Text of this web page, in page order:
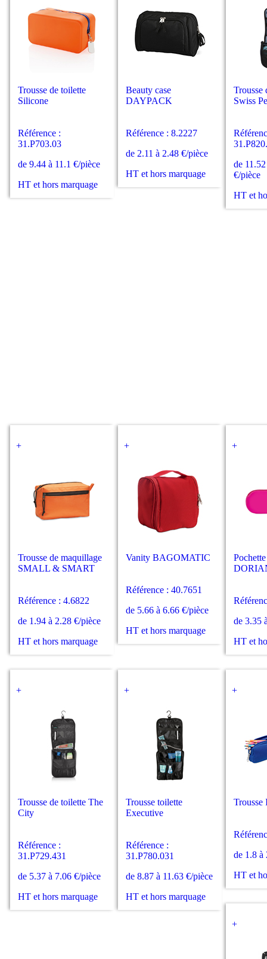
Trousse de toilette
Silicone
Référence :
31.P703.03
de 9.44 à 11.1 €/pièce
HT et hors marquage
Beauty case
DAYPACK
Référence : 8.2227
de 2.11 à 2.48 €/pièce
HT et hors marquage
Trousse
Swiss
de
€/pièce
HT et
+
Trousse de maquillage
SMALL & SMART
Référence : 4.6822
de 1.94 à 2.28 €/pièce
HT et hors marquage
+
Vanity BAGOMATIC
Référence : 40.7651
de 5.66 à 6.66 €/pièce
HT et hors marquage
+
de 3.35
HT et
+
Trousse de toilette The
City
Référence :
31.P729.431
de 5.37 à 7.06 €/pièce
HT et hors marquage
+
Trousse toilette
Executive
Référence :
31.P780.031
de 8.87 à 11.63 €/pièce
HT et hors marquage
+
Trousse
de 1.8 à
HT et
+